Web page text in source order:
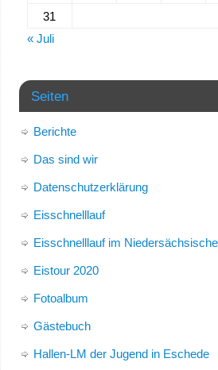
31
« Juli
Seiten
Berichte
Das sind wir
Datenschutzerklärung
Eisschnelllauf
Eisschnelllauf im
Eistour 2020
Fotoalbum
Gästebuch
Hallen-LM der Jugend in Eschede